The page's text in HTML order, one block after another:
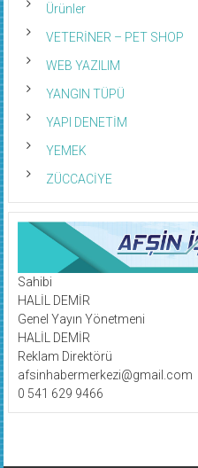
Ürünler
VETERİNER – PET SHOP
WEB YAZILIM
YANGIN TÜPÜ
YAPI DENETİM
YEMEK
ZÜCCACİYE
Sahibi
HALİL DEMİR
Genel Yayın Yönetmeni
HALİL DEMİR
Reklam Direktörü
afsinhabermerkezi@gmail.com
0 541 629 9466